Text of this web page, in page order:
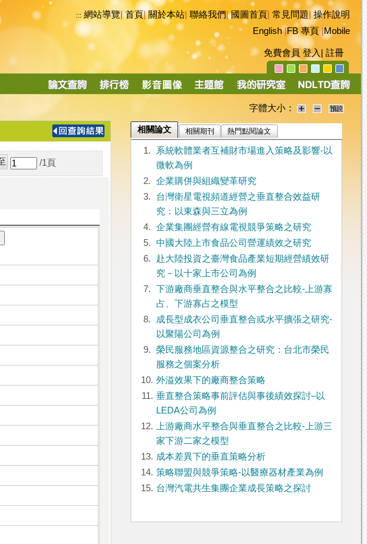
::: 網站導覽|首頁|關於本站 聯絡我們|國圖首頁 常見問題|操作說明
English|FB 專頁|Mobile
免費會員 登入 註冊
導
字體大小：
/1 頁
相關論文 相關期刊 熱門點閱論文
1.
系統軟體業者互補財市場進入策略及影響-以
微軟為例
2.
企業購併與組織變革研究
3.
台灣衛星電視頻道經營之垂直整合效益研
究：以東森與三立為例
4.
企業集團經營有線電視競爭策略之研究
5.
中國大陸上市食品公司營運績效之研究
6.
赴大陸投資之臺灣食品產業短期經營績效研
究－以十家上市公司為例
7.
下游廠商垂直整合與水平整合之比較-上游寡
占、下游寡占之模型
8.
成長型成衣公司垂直整合或水平擴張之研究-
以聚陽公司為例
9.
榮民服務地區資源整合之研究：台北市榮民
服務之個案分析
10. 外溢效果下的廠商整合策略
11. 垂直整合策略事前評估與事後績效探討–以
LEDA公司為例
12. 上游廠商水平整合與垂直整合之比較-上游三
家下游二家之模型
13. 成本差異下的垂直策略分析
14. 策略聯盟與競爭策略-以醫療器材產業為例
15. 台灣汽電共生集團企業成長策略之探討